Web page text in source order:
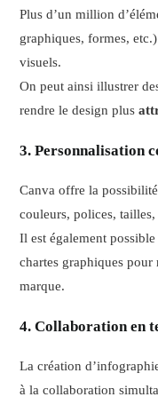
Plus d’un million
graphiques, formes,
visuels.
On peut ainsi illustrer
rendre le design plus
3. Personnalisation
Canva offre la
couleurs, polices,
Il est également
chartes graphiques pour
marque.
4. Collaboration en
La création
à la collaboration